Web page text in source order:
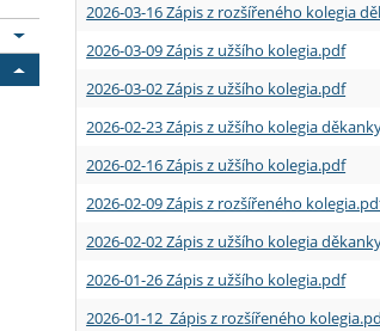
2026-03-16 Zápis z rozšířeného kolegia
2026-03-09 Zápis z užšího kolegia.pdf
2026-03-02 Zápis z užšího kolegia.pdf
2026-02-23 Zápis z užšího kolegia
2026-02-16 Zápis z užšího kolegia.pdf
2026-02-09 Zápis z rozšířeného
2026-02-02 Zápis z užšího kolegia
2026-01-26 Zápis z užšího kolegia.pdf
2026-01-12 Zápis z rozšířeného